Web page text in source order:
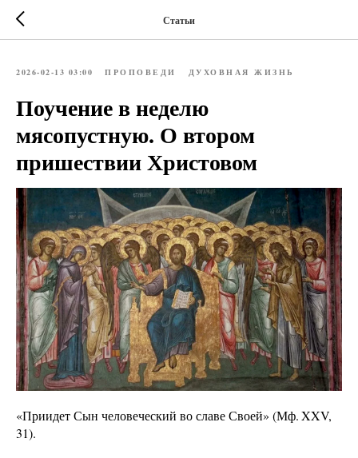
Статьи
2026-02-13 03:00 ПРОПОВЕДИ ДУХОВНАЯ ЖИЗНЬ
Поучение в неделю
мясопустную. О втором
пришествии Христовом
«Приидет Сын человеческий во славе Своей» (Мф. XXV,
31).